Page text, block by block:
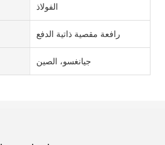
الفولاذ
رافعة مقصية ذاتية الدفع
جيانغسو، الصين